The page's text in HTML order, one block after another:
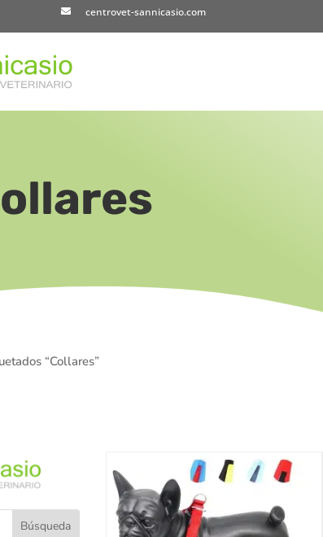
 centrovet-sannicasio.com
“Collares”